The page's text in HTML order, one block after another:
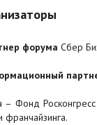
форума Сбер
– Фонд
франчайзинга.